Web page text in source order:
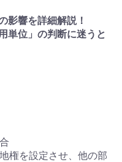
響を詳細解説！
単位」の判断に迷うと
権を設定させ、他の部